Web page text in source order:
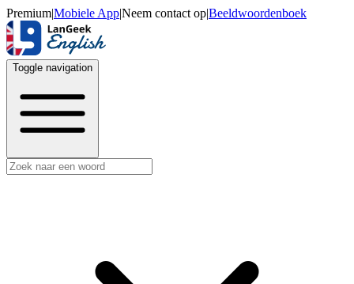
Premium|Mobiele App|Neem contact op|Beeldwoordenboek
Toggle navigation